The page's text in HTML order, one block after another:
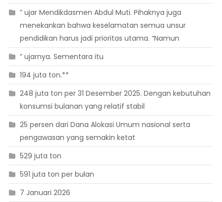
” ujar Mendikdasmen Abdul Muti. Pihaknya juga
menekankan bahwa keselamatan semua unsur
pendidikan harus jadi prioritas utama. “Namun
” ujarnya. Sementara itu
194 juta ton.**
248 juta ton per 31 Desember 2025. Dengan kebutuhan
konsumsi bulanan yang relatif stabil
25 persen dari Dana Alokasi Umum nasional serta
pengawasan yang semakin ketat
529 juta ton
591 juta ton per bulan
7 Januari 2026